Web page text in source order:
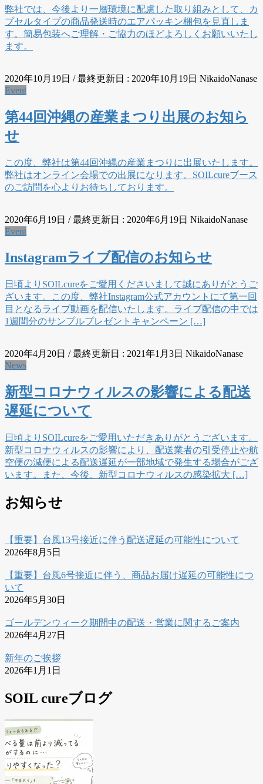
弊社では、今後より一層環境に配慮した取り組みとして、カ
プセルタイプの商品発送時のエアパッキン梱包を見直しま
す。簡易包装へご理解・ご協力のほどよろしくお願いいたし
ます。
2020年10月19日 / 最終更新日 : 2020年10月19日 NikaidoNanase
Event
第44回沖縄の産業まつり出展のお知ら
せ
この度、弊社は第44回沖縄の産業まつりに出展いたします。
弊社はオンライン会場での出展になります。SOILcureブース
のご訪問を心よりお待ちしております。
2020年6月19日 / 最終更新日 : 2020年6月19日 NikaidoNanase
Event
Instagramライブ配信のお知らせ
日頃よりSOILcureをご愛用くださいまして誠にありがとうご
ざいます。この度、弊社Instagram公式アカウントにて第一回
目となるライブ動画を配信いたします。ライブ配信の中では
1週間分のサンプルプレゼントキャンペーン […]
2020年4月20日 / 最終更新日 : 2021年1月3日 NikaidoNanase
News
新型コロナウィルスの影響による配送
遅延について
日頃よりSOILcureをご愛用いただきありがとうございます。
新型コロナウィルスの影響により、配送業者の引受停止や航
空便の減便による配送遅延が一部地域で発生する場合がござ
います。また、今後、新型コロナウィルスの感染拡大 […]
お知らせ
【重要】台風13号接近に伴う配送遅延の可能性について
2026年8月5日
【重要】台風6号接近に伴う、商品お届け遅延の可能性につ
いて
2026年5月30日
ゴールデンウィーク期間中の配送・営業に関するご案内
2026年4月27日
新年のご挨拶
2026年1月1日
SOIL cureブログ